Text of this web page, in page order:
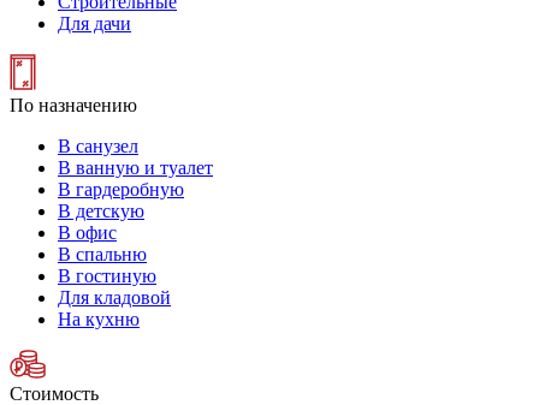
Для дачи
По назначению
В санузел
В ванную и туалет
В гардеробную
В детскую
В офис
В спальню
В гостиную
Для кладовой
На кухню
Стоимость